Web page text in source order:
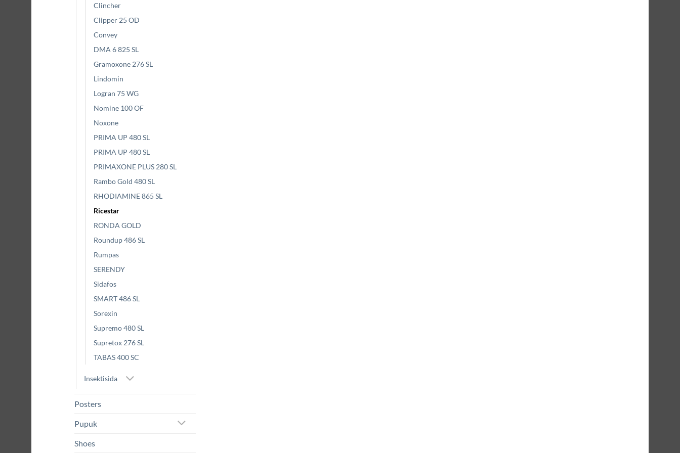
Clincher
Clipper 25 OD
Convey
DMA 6 825 SL
Gramoxone 276 SL
Lindomin
Logran 75 WG
Nomine 100 OF
Noxone
PRIMA UP 480 SL
PRIMA UP 480 SL
PRIMAXONE PLUS 280 SL
Rambo Gold 480 SL
RHODIAMINE 865 SL
Ricestar
RONDA GOLD
Roundup 486 SL
Rumpas
SERENDY
Sidafos
SMART 486 SL
Sorexin
Supremo 480 SL
Supretox 276 SL
TABAS 400 SC
Insektisida
Posters
Pupuk
Shoes